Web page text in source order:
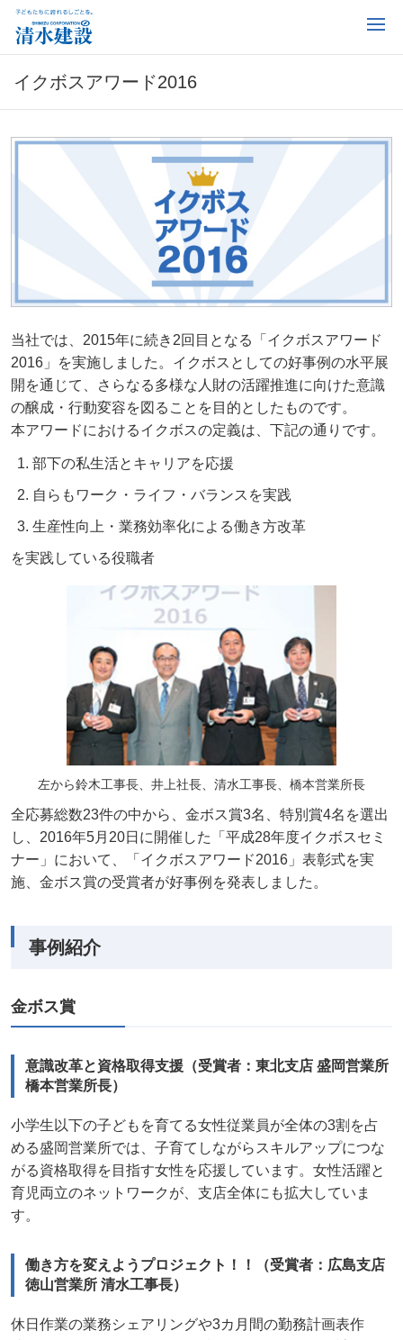
イクボスアワード2016
当社では、2015年に続き2回目となる「イクボスアワード
2016」を実施しました。イクボスとしての好事例の水平展
開を通じて、さらなる多様な人財の活躍推進に向けた意識
の醸成・行動変容を図ることを目的としたものです。
本アワードにおけるイクボスの定義は、下記の通りです。
部下の私生活とキャリアを応援
自らもワーク・ライフ・バランスを実践
生産性向上・業務効率化による働き方改革
を実践している役職者
左から鈴木工事長、井上社長、清水工事長、橋本営業所長
全応募総数23件の中から、金ボス賞3名、特別賞4名を選出
し、2016年5月20日に開催した「平成28年度イクボスセミ
ナー」において、「イクボスアワード2016」表彰式を実
施、金ボス賞の受賞者が好事例を発表しました。
事例紹介
金ボス賞
意識改革と資格取得支援（受賞者：東北支店 盛岡営業所
橋本営業所長）
小学生以下の子どもを育てる女性従業員が全体の3割を占
める盛岡営業所では、子育てしながらスキルアップにつな
がる資格取得を目指す女性を応援しています。女性活躍と
育児両立のネットワークが、支店全体にも拡大していま
す。
働き方を変えようプロジェクト！！（受賞者：広島支店
徳山営業所 清水工事長）
休日作業の業務シェアリングや3カ月間の勤務計画表作